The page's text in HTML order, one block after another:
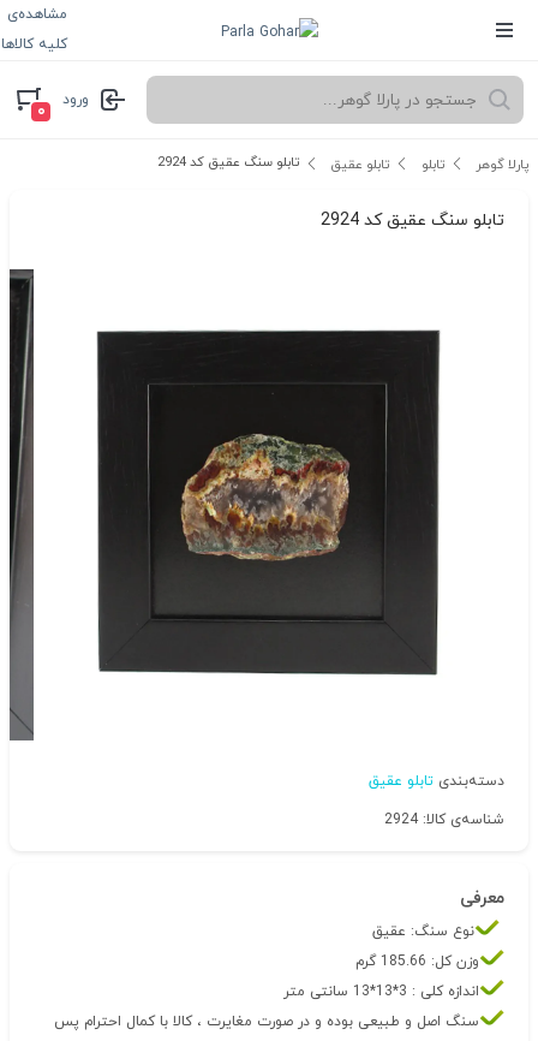
مشاهده‌ی
کلیه کالاها
ورود
۰
پارلا گوهر تابلو تابلو عقیق تابلو سنگ عقیق کد 2924
تابلو سنگ عقیق کد 2924
دسته‌بندی تابلو عقیق
شناسه‌ی کالا: 2924
معرفی
نوع سنگ: عقیق
وزن کل: 185.66 گرم
اندازه کلی : 3*13*13 سانتی متر
سنگ اصل و طبیعی بوده و در صورت مغایرت ، کالا با کمال احترام پس